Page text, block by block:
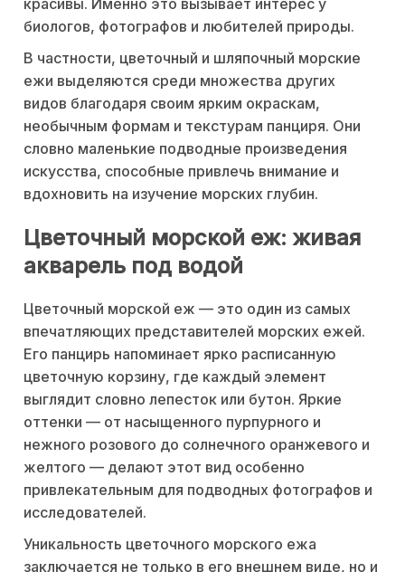
красивы. Именно это вызывает интерес у
биологов, фотографов и любителей природы.
В частности, цветочный и шляпочный морские
ежи выделяются среди множества других
видов благодаря своим ярким окраскам,
необычным формам и текстурам панциря. Они
словно маленькие подводные произведения
искусства, способные привлечь внимание и
вдохновить на изучение морских глубин.
Цветочный морской еж: живая
акварель под водой
Цветочный морской еж — это один из самых
впечатляющих представителей морских ежей.
Его панцирь напоминает ярко расписанную
цветочную корзину, где каждый элемент
выглядит словно лепесток или бутон. Яркие
оттенки — от насыщенного пурпурного и
нежного розового до солнечного оранжевого и
желтого — делают этот вид особенно
привлекательным для подводных фотографов и
исследователей.
Уникальность цветочного морского ежа
заключается не только в его внешнем виде, но и